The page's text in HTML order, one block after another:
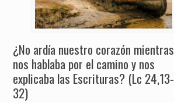
¿No ardía nuestro corazón mientras
nos hablaba por el camino y nos
explicaba las Escrituras? (Lc 24,13-
32)